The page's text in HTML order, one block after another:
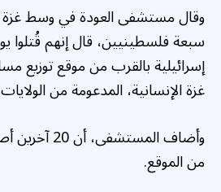
وقال مستشفى العودة في وسط
سبعة فلسطينيين، قال إنهم قُتلوا
إسرائيلية بالقرب من موقع توزيع
غزة الإنسانية، المدعومة من
وأضاف
من الموقع.